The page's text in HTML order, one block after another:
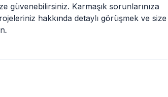
güvenebilirsiniz. Karmaşık sorunlarınıza
hakkında detaylı görüşmek ve size